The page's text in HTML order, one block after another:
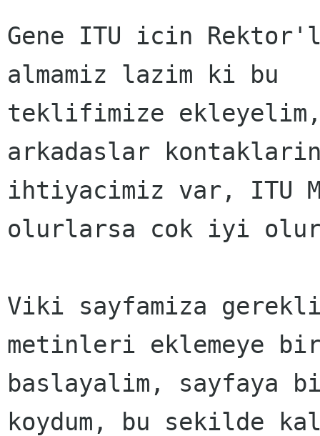
Gene ITU icin
almamiz lazim ki bu
teklifimize ekleyelim,
arkadaslar
ihtiyacimiz var, ITU
olurlarsa cok iyi
Viki sayfamiza
metinleri eklemeye
baslayalim, sayfaya
koydum, bu sekilde